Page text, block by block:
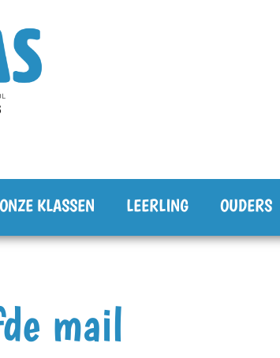
ONZE KLASSEN LEERLING OUDERS
mail